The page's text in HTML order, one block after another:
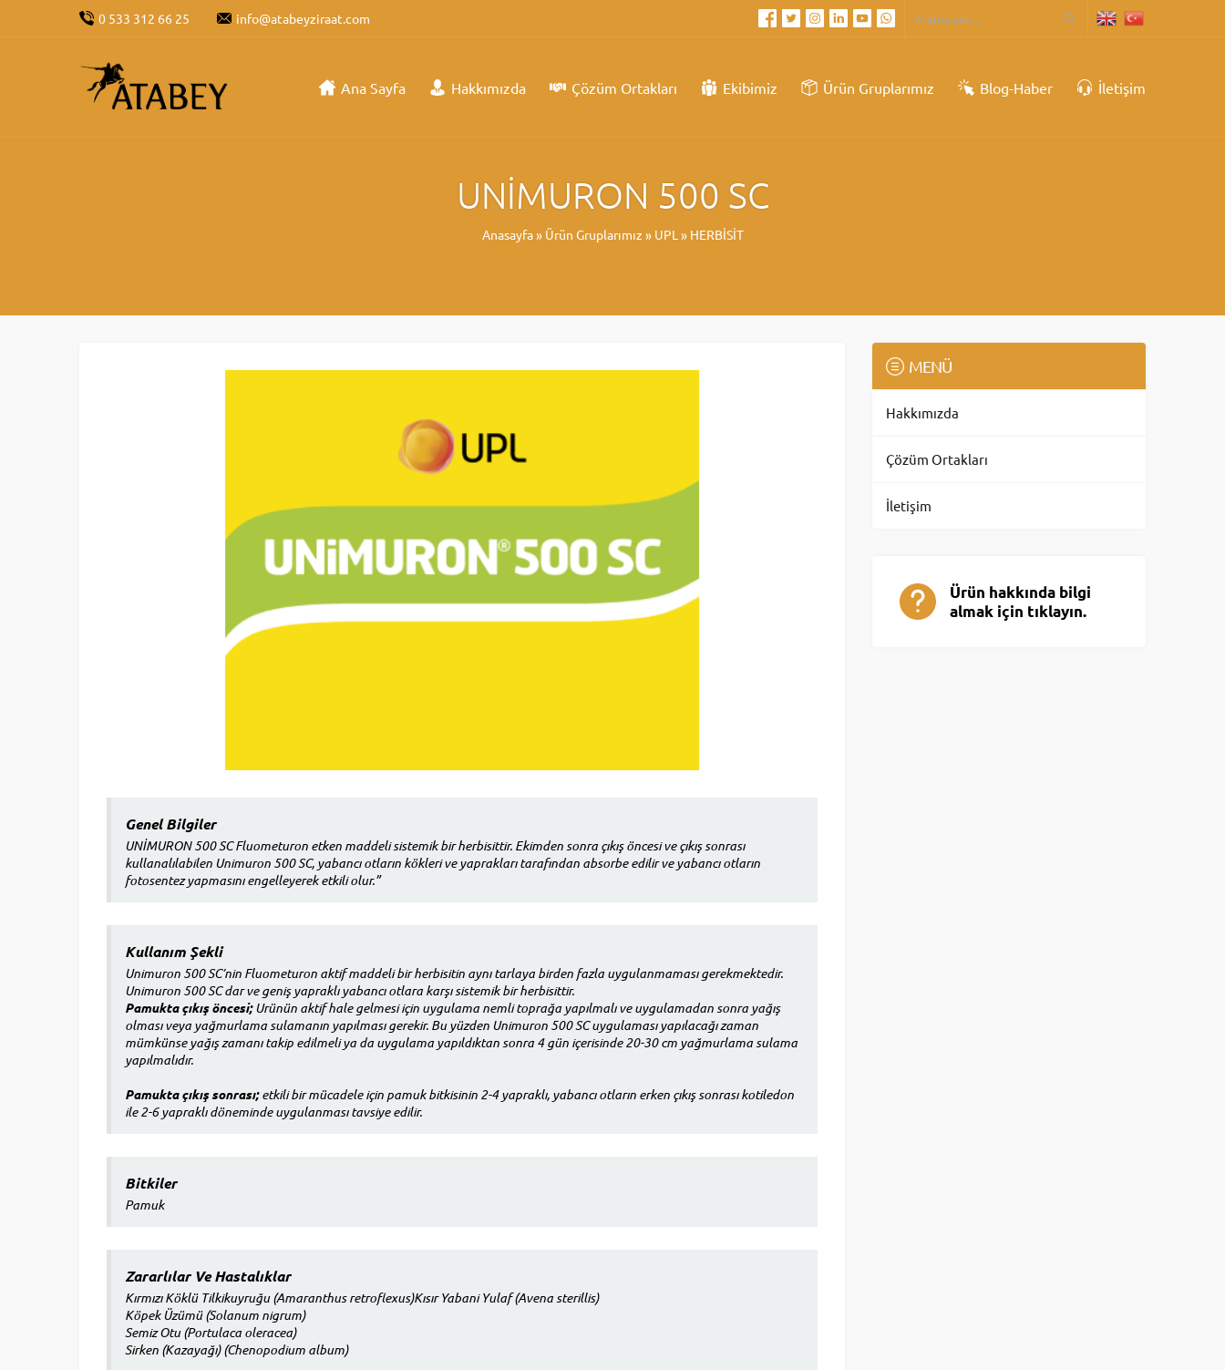
0 533 312 66 25 info@atabeyziraat.com
Ana Sayfa Hakkımızda Çözüm Ortakları Ekibimiz Ürün Gruplarımız Blog-Haber İletişim
UNİMURON 500 SC
Anasayfa» Ürün Gruplarımız » UPL » HERBİSİT
Genel Bilgiler
UNİMURON 500 SC Fluometuron etken maddeli sistemik bir herbisittir. Ekimden sonra çıkış öncesi ve çıkış sonrası
kullanalılabilen Unimuron 500 SC, yabancı otların kökleri ve yaprakları tarafından absorbe edilir ve yabancı otların
fotosentez yapmasını engelleyerek etkili olur.”
Kullanım Şekli
Unimuron 500 SC’nin Fluometuron aktif maddeli bir herbisitin aynı tarlaya birden fazla uygulanmaması gerekmektedir.
Unimuron 500 SC dar ve geniş yapraklı yabancı otlara karşı sistemik bir herbisittir.
Pamukta çıkış öncesi;Urünün aktif hale gelmesi için uygulama nemli toprağa yapılmalı ve uygulamadan sonra yağış
olması veya yağmurlama sulamanın yapılması gerekir. Bu yüzden Unimuron 500 SC uygulaması yapılacağı zaman
mümkünse yağış zamanı takip edilmeli ya da uygulama yapıldıktan sonra 4 gün içerisinde 20-30 cm yağmurlama sulama
yapılmalıdır.
Pamukta çıkış sonrası;etkili bir mücadele için pamuk bitkisinin 2-4 yapraklı, yabancı otların erken çıkış sonrası kotiledon
ile 2-6 yapraklı döneminde uygulanması tavsiye edilir.
Bitkiler
Pamuk
Zararlılar Ve Hastalıklar
Kırmızı Köklü Tilkikuyruğu (Amaranthus retroflexus)Kısır Yabani Yulaf (Avena sterillis)
Köpek Üzümü (Solanum nigrum)
Semiz Otu (Portulaca oleracea)
Sirken (Kazayağı) (Chenopodium album)
MENÜ
Hakkımızda
Çözüm Ortakları
İletişim
Ürün hakkında bilgi
almak için tıklayın.